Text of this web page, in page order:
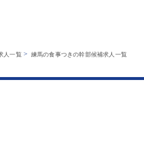
人一覧> 練馬の食事つきの幹部候補求人一覧
袋
新橋